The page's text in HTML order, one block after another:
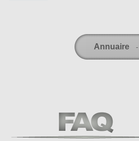
Annuaire -